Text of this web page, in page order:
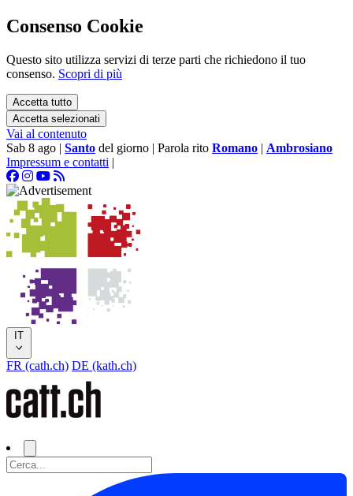
Consenso Cookie
Questo sito utilizza servizi di terze parti che richiedono il tuo
consenso. Scopri di più
Accetta tutto
Accetta selezionati
Vai al contenuto
Sab 8 ago | Santo del giorno | Parola rito Romano | Ambrosiano
Impressum e contatti |
IT
FR (cath.ch) DE (kath.ch)